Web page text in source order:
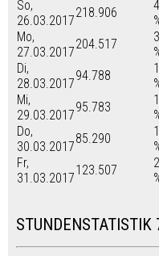
So,
26.03.2017
218.906
Mo,
27.03.2017
204.517
Di,
28.03.2017
94.788
Mi,
29.03.2017
95.783
Do,
30.03.2017
85.290
Fr,
31.03.2017
123.507